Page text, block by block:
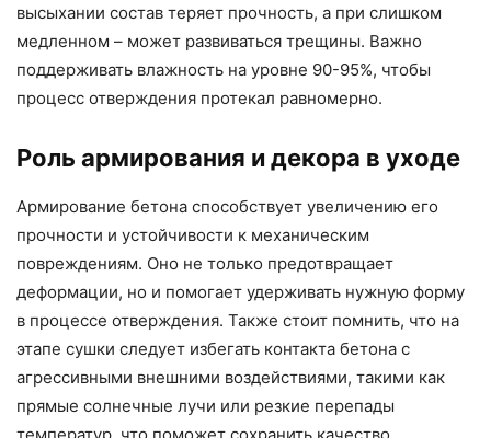
высыхании состав теряет прочность, а при слишком
медленном – может развиваться трещины. Важно
поддерживать влажность на уровне 90-95%, чтобы
процесс отверждения протекал равномерно.
Роль армирования и декора в уходе
Армирование бетона способствует увеличению его
прочности и устойчивости к механическим
повреждениям. Оно не только предотвращает
деформации, но и помогает удерживать нужную форму
в процессе отверждения. Также стоит помнить, что на
этапе сушки следует избегать контакта бетона с
агрессивными внешними воздействиями, такими как
прямые солнечные лучи или резкие перепады
температур, что поможет сохранить качество